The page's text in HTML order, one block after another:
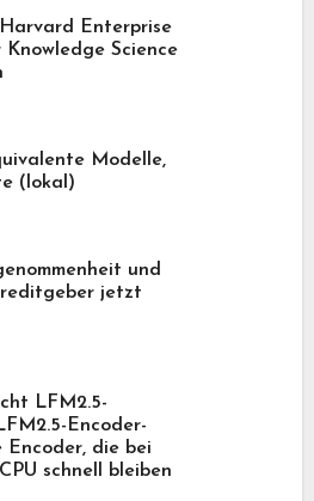
Enterprise
Science
Modelle,
(lokal)
und
jetzt
LFM2.5-
Encoder-
die bei
schnell bleiben